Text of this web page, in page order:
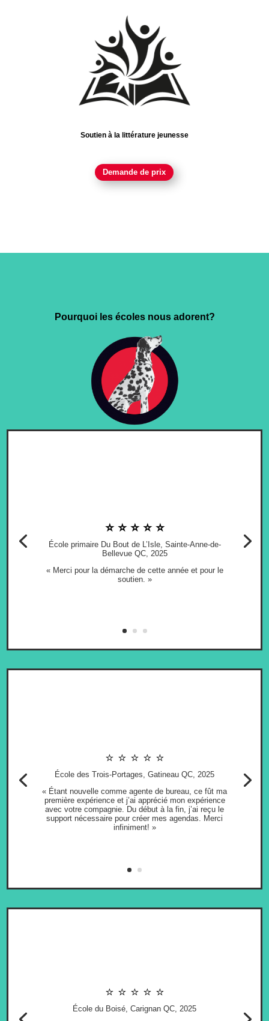
Soutien à la littérature jeunesse
Demande de prix
Pourquoi les écoles nous adorent?
⭐ ⭐ ⭐ ⭐ ⭐
École primaire Du Bout de L’Isle, Sainte-Anne-de-
Bellevue QC, 2025
« Merci pour la démarche de cette année et pour le
soutien. »
⭐ ⭐ ⭐ ⭐ ⭐
École des Trois-Portages, Gatineau QC, 2025
« Étant nouvelle comme agente de bureau, ce fût ma
première expérience et j’ai apprécié mon expérience
avec votre compagnie. Du début à la fin, j’ai reçu le
support nécessaire pour créer mes agendas. Merci
infiniment! »
⭐ ⭐ ⭐ ⭐ ⭐
École du Boisé, Carignan QC, 2025